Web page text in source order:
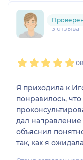
3 отзыва
Я приходила к
понравилось,
дал
объяснил
так, как я